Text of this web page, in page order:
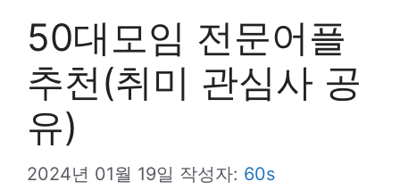
50대모임 전문어플
추천(취미 관심사 공
유)
2024년 01월 19일 작성자: 60s